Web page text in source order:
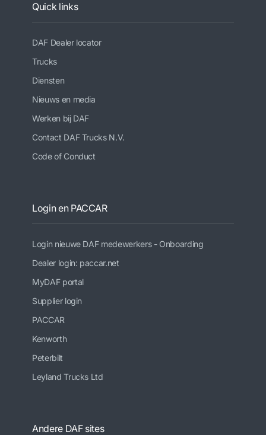
Quick links
DAF Dealer locator
Trucks
Diensten
Nieuws en media
Werken bij DAF
Contact DAF Trucks N.V.
Code of Conduct
Login en PACCAR
Login nieuwe DAF medewerkers - Onboarding
Dealer login: paccar.net
MyDAF portal
Supplier login
PACCAR
Kenworth
Peterbilt
Leyland Trucks Ltd
Andere DAF sites